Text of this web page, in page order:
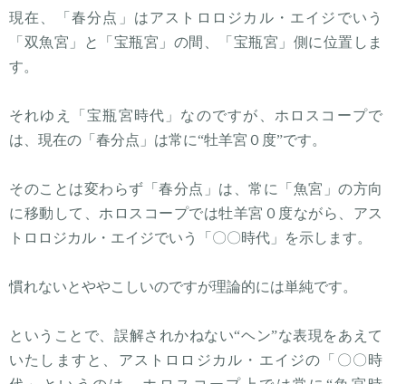
現在、「春分点」はアストロロジカル・エイジでいう
「双魚宮」と「宝瓶宮」の間、「宝瓶宮」側に位置しま
す。
それゆえ「宝瓶宮時代」なのですが、ホロスコープで
は、現在の「春分点」は常に“牡羊宮０度”です。
そのことは変わらず「春分点」は、常に「魚宮」の方向
に移動して、ホロスコープでは牡羊宮０度ながら、アス
トロロジカル・エイジでいう「〇〇時代」を示します。
慣れないとややこしいのですが理論的には単純です。
ということで、誤解されかねない“ヘン”な表現をあえて
いたしますと、アストロロジカル・エイジの「〇〇時